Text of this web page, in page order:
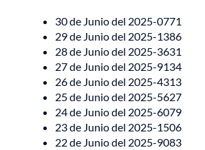
30 de Junio del 2025-0771
29 de Junio del 2025-1386
28 de Junio del 2025-3631
27 de Junio del 2025-9134
26 de Junio del 2025-4313
25 de Junio del 2025-5627
24 de Junio del 2025-6079
23 de Junio del 2025-1506
22 de Junio del 2025-9083